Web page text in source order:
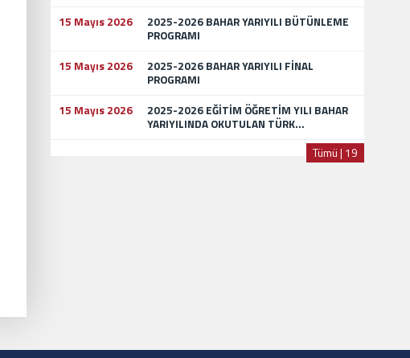
15 Mayıs 2026
2025-2026 BAHAR YARIYILI BÜTÜNLEME
PROGRAMI
15 Mayıs 2026
2025-2026 BAHAR YARIYILI FİNAL
PROGRAMI
15 Mayıs 2026
2025-2026 EĞİTİM ÖĞRETİM YILI BAHAR
YARIYILINDA OKUTULAN TÜRK...
Tümü | 19